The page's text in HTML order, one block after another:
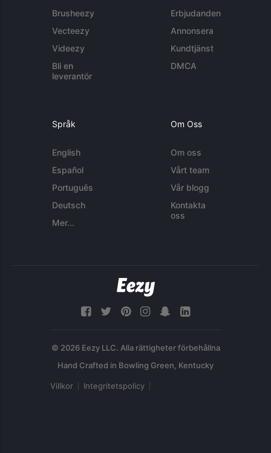
Brusheezy
Vecteezy
Videezy
Bli en
leverantör
Erbjudanden
Annonsera
Kundtjänst
DMCA
Språk
English
Español
Português
Deutsch
Mer...
Om Oss
Om oss
Vårt team
Vår blogg
Kontakta
oss
© 2026 Eezy LLC. Alla rättigheter förbehållna
Villkor Integritetspolicy